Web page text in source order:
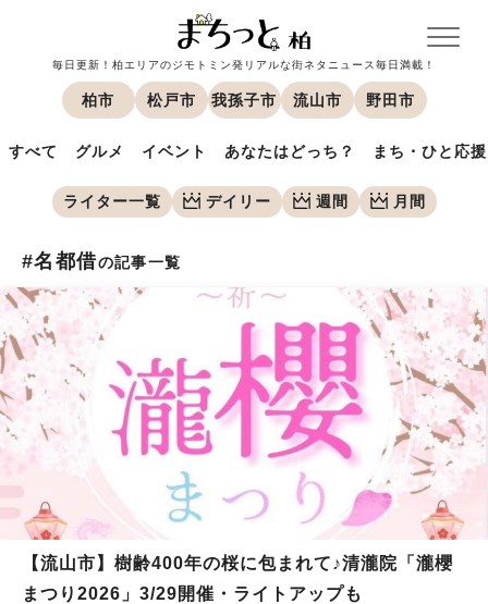
毎日更新！柏エリアのジモトミン発リアルな街ネタニュース毎日満載！
柏市 松戸市 我孫子市 流山市 野田市
すべて グルメ イベント あなたはどっち？ まち・ひと応援
ライター一覧 デイリー 週間 月間
#名都借の記事一覧
【流山市】樹齢400年の桜に包まれて♪清瀧院「瀧櫻
まつり2026」3/29開催・ライトアップも